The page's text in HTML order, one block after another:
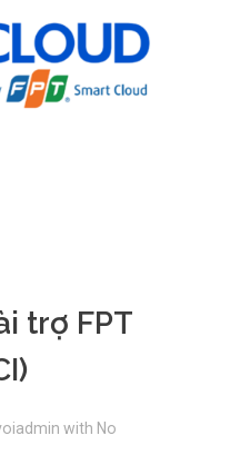
trợ FPT
with No